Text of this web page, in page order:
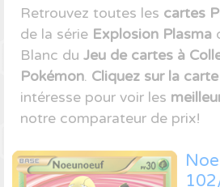
Retrouvez toutes les cartes
de la série Explosion Plasma
Blanc du Jeu de cartes à
Pokémon. Cliquez sur la carte
intéresse pour voir les
notre comparateur de prix!